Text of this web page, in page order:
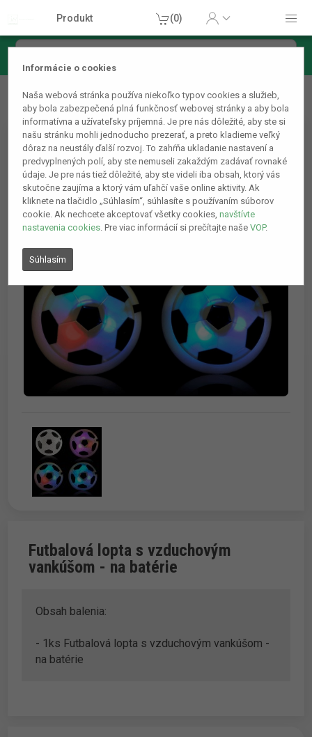
Informácie o cookies
Naša webová stránka používa niekoľko typov cookies a služieb,
aby bola zabezpečená plná funkčnosť webovej stránky a aby bola
informatívna a užívateľsky príjemná. Je pre nás dôležité, aby ste si
našu stránku mohli jednoducho prezerať, a preto kladieme veľký
dôraz na neustály ďalší rozvoj. To zahŕňa ukladanie nastavení a
predvyplnených polí, aby ste nemuseli zakaždým zadávať rovnaké
údaje. Je pre nás tiež dôležité, aby ste videli iba obsah, ktorý vás
skutočne zaujíma a ktorý vám uľahčí vaše online aktivity. Ak
kliknete na tlačidlo „Súhlasím“, súhlasíte s používaním súborov
cookie. Ak nechcete akceptovať všetky cookies,navštívte
nastavenia cookies. Pre viac informácií si prečítajte našeVOP.
Súhlasím
Produkt (0)
lopta s vzduchovým vankúšom - na batérie
Futbalová lopta s vzduchovým
vankúšom - na batérie
Obsah balenia:
- 1ks Futbalová lopta s vzduchovým vankúšom -
na batérie